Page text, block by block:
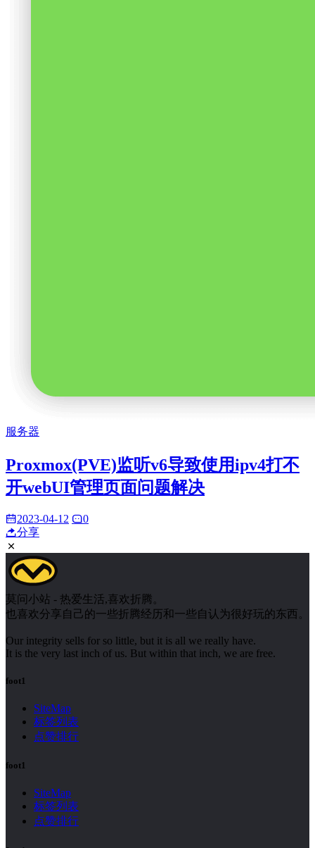
服务器
Proxmox(PVE)监听v6导致使用ipv4打不
开webUI管理页面问题解决
2023-04-12
0
分享
莫问小站 - 热爱生活,喜欢折腾。
也喜欢分享自己的一些折腾经历和一些自认为很好玩的东西。
Our integrity sells for so little, but it is all we really have.
It is the very last inch of us. But within that inch, we are free.
foot1
SiteMap
标签列表
点赞排行
foot1
SiteMap
标签列表
点赞排行